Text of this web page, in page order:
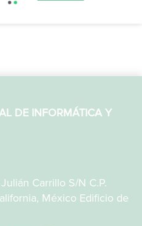
DE INFORMÁTICA Y
Carrillo S/N C.P.
México Edificio de